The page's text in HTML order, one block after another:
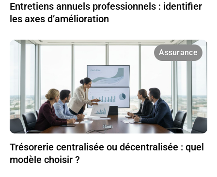
Entretiens annuels professionnels : identifier
les axes d’amélioration
Assurance
Trésorerie centralisée ou décentralisée : quel
modèle choisir ?